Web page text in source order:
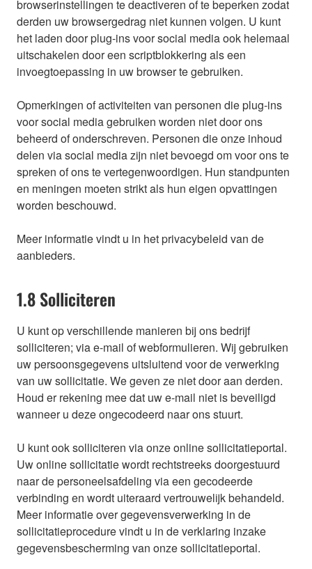
browserinstellingen te deactiveren of te beperken zodat
derden uw browsergedrag niet kunnen volgen. U kunt
het laden door plug-ins voor social media ook helemaal
uitschakelen door een scriptblokkering als een
invoegtoepassing in uw browser te gebruiken.
Opmerkingen of activiteiten van personen die plug-ins
voor social media gebruiken worden niet door ons
beheerd of onderschreven. Personen die onze inhoud
delen via social media zijn niet bevoegd om voor ons te
spreken of ons te vertegenwoordigen. Hun standpunten
en meningen moeten strikt als hun eigen opvattingen
worden beschouwd.
Meer informatie vindt u in het privacybeleid van de
aanbieders.
1.8 Solliciteren
U kunt op verschillende manieren bij ons bedrijf
solliciteren; via e-mail of webformulieren. Wij gebruiken
uw persoonsgegevens uitsluitend voor de verwerking
van uw sollicitatie. We geven ze niet door aan derden.
Houd er rekening mee dat uw e-mail niet is beveiligd
wanneer u deze ongecodeerd naar ons stuurt.
U kunt ook solliciteren via onze online sollicitatieportal.
Uw online sollicitatie wordt rechtstreeks doorgestuurd
naar de personeelsafdeling via een gecodeerde
verbinding en wordt uiteraard vertrouwelijk behandeld.
Meer informatie over gegevensverwerking in de
sollicitatieprocedure vindt u in de verklaring inzake
gegevensbescherming van onze sollicitatieportal.